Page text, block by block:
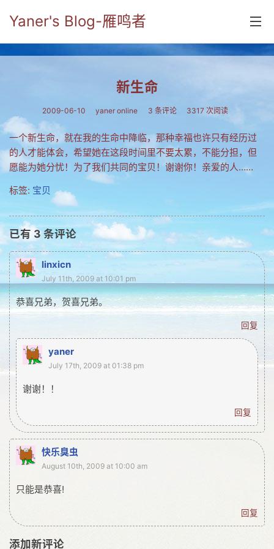
Yaner's Blog-雁鸣者
分类
毕业留言册
流年
流行.时代.天下
网络新事物
网友情怀
链接
Nav
归档
新生命
2009-06-10 yaner online 3 条评论 3317 次阅读
一个新生命，就在我的生命中降临，那种幸福也许只有经历过
的人才能体会，希望她在这段时间里不要太累，不能分担，但
愿能为她分忧！为了我们共同的宝贝！谢谢你！亲爱的人……
标签: 宝贝
已有 3条评论
linxicn
July 11th, 2009 at 10:01 pm
恭喜兄弟，贺喜兄弟。
回复
yaner
July 17th, 2009 at 01:38 pm
谢谢！！
回复
快乐臭虫
August 10th, 2009 at 10:00 am
只能是恭喜!
回复
添加新评论